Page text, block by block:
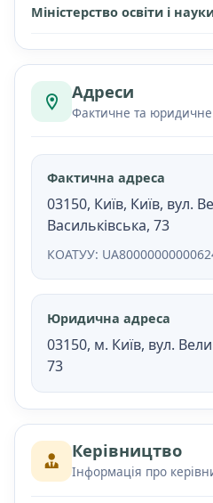
Міністерство освіти і
Адреси
Фактичне та
Фактична адреса
03150, Київ, Київ, вул.
Васильківська, 73
КОАТУУ:
Юридична адреса
03150, м. Київ, вул.
73
Керівництво
Інформація про